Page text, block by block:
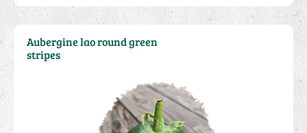
Aubergine lao round green
stripes